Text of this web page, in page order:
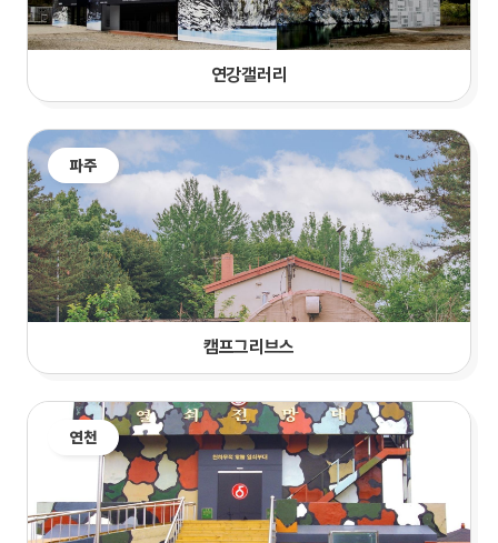
연강갤러리
파주
캠프그리브스
연천